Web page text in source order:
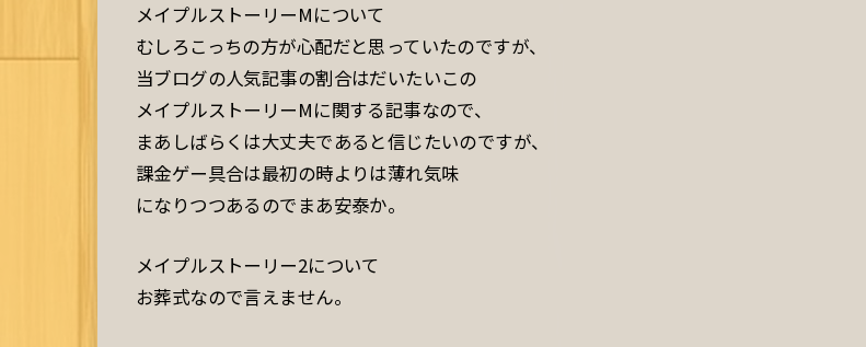
メイプルストーリーMについて
むしろこっちの方が心配だと思っていたのですが、
当ブログの人気記事の割合はだいたいこの
メイプルストーリーMに関する記事なので、
まあしばらくは大丈夫であると信じたいのですが、
課金ゲー具合は最初の時よりは薄れ気味
になりつつあるのでまあ安泰か。
メイプルストーリー2について
お葬式なので言えません。